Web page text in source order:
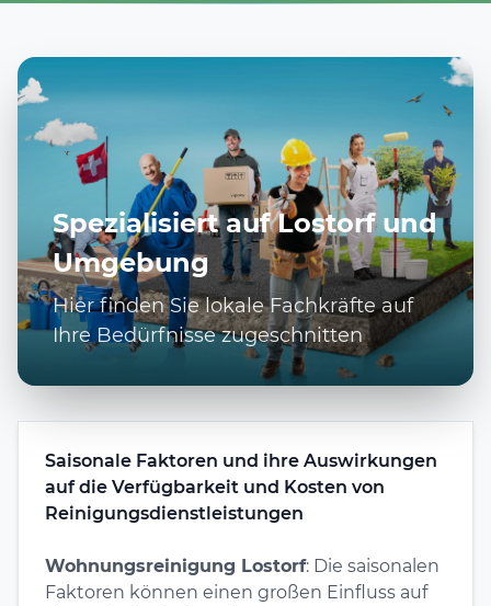
Spezialisiert auf Lostorf und
Umgebung
Hier finden Sie lokale Fachkräfte auf
Ihre Bedürfnisse zugeschnitten
Saisonale Faktoren und ihre Auswirkungen
auf die Verfügbarkeit und Kosten von
Reinigungsdienstleistungen
Wohnungsreinigung Lostorf: Die saisonalen
Faktoren können einen großen Einfluss auf